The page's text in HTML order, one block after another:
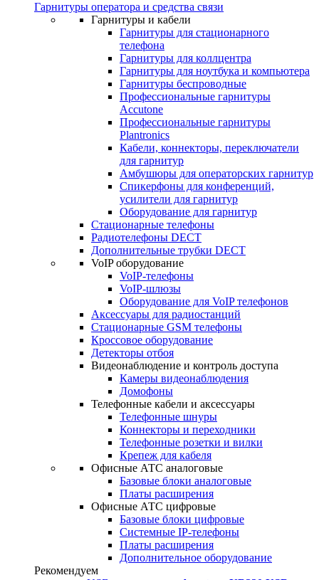
Гарнитуры оператора и средства связи
Гарнитуры и кабели
Гарнитуры для стационарного
телефона
Гарнитуры для коллцентра
Гарнитуры для ноутбука и компьютера
Гарнитуры беспроводные
Профессиональные гарнитуры
Accutone
Профессиональные гарнитуры
Plantronics
Кабели, коннекторы, переключатели
для гарнитур
Амбушюры для операторских гарнитур
Cпикерфоны для конференций,
усилители для гарнитур
Оборудование для гарнитур
Стационарные телефоны
Радиотелефоны DECT
Дополнительные трубки DECT
VoIP оборудование
VoIP-телефоны
VoIP-шлюзы
Оборудование для VoIP телефонов
Аксессуары для радиостанций
Стационарные GSM телефоны
Кроссовое оборудование
Детекторы отбоя
Видеонаблюдение и контроль доступа
Камеры видеонаблюдения
Домофоны
Телефонные кабели и аксессуары
Телефонные шнуры
Коннекторы и переходники
Телефонные розетки и вилки
Крепеж для кабеля
Офисные АТС аналоговые
Базовые блоки аналоговые
Платы расширения
Офисные АТС цифровые
Базовые блоки цифровые
Системные IP-телефоны
Платы расширения
Дополнительное оборудование
Рекомендуем